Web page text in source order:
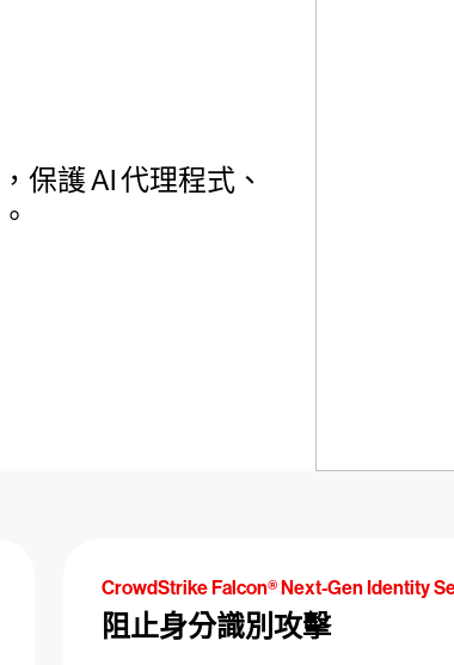
保護 AI 代理程式、
CrowdStrike Falcon® Next-Gen Identity
阻止身分識別攻擊